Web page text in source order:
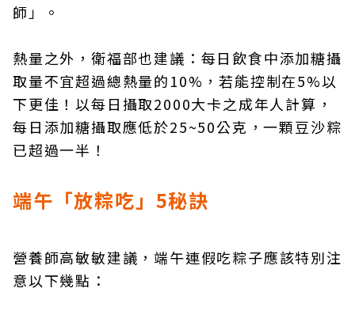
師」。
熱量之外，衛福部也建議：每日飲食中添加糖攝
取量不宜超過總熱量的10%，若能控制在5%以
下更佳！以每日攝取2000大卡之成年人計算，
每日添加糖攝取應低於25~50公克，一顆豆沙粽
已超過一半！
端午「放粽吃」5秘訣
營養師高敏敏建議，端午連假吃粽子應該特別注
意以下幾點：